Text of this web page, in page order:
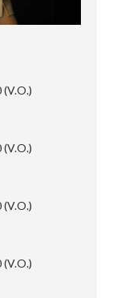
(V.O.)
(V.O.)
(V.O.)
(V.O.)